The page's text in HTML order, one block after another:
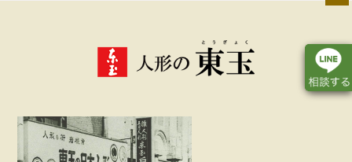
店舗一覧 展示会情報